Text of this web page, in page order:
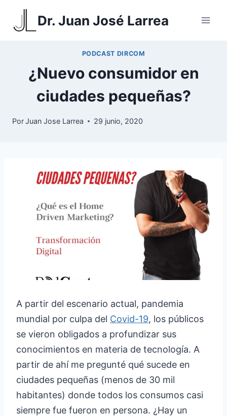
Saltar
Dr. Juan José Larrea
PODCAST DIRCOM
¿Nuevo consumidor en
ciudades pequeñas?
PorJuan Jose Larrea 29 junio, 2020
A partir del escenario actual, pandemia
mundial por culpa del Covid-19, los públicos
se vieron obligados a profundizar sus
conocimientos en materia de tecnología. A
partir de ahí me pregunté qué sucede en
ciudades pequeñas (menos de 30 mil
habitantes) donde todos los consumos casi
siempre fue fueron en persona. ¿Hay un